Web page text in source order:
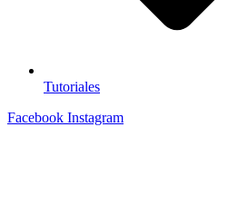
Tutoriales
Facebook Instagram